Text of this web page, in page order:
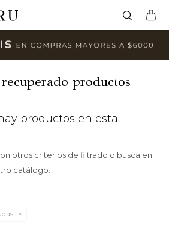
productos
productos en esta
otros criterios de filtrado o busca en
catálogo.